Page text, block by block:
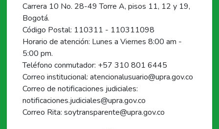
Carrera 10 No. 28-49 Torre A, pisos 11, 12 y 19,
Bogotá.
Código Postal: 110311 - 110311098
Horario de atención: Lunes a Viernes 8:00 am -
5:00 pm.
Teléfono conmutador: +57 310 801 6445
Correo institucional: atencionalusuario@upra.gov.co
Correo de notificaciones judiciales:
notificaciones.judiciales@upra.gov.co
Correo Rita: soytransparente@upra.gov.co